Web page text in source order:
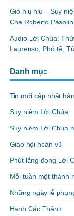
Gió hiu hiu – Suy
Cha Roberto Pasolini
Audio Lời Chúa:
Laurenso, Phó tế,
Danh mục
Tin mới cập nhật
Suy niệm Lời Chúa
Suy niệm Lời Chúa
Giáo hội hoàn vũ
Phút lắng đọng Lời
Mỗi tuần một thành
Những ngày lễ
Hạnh Các Thánh